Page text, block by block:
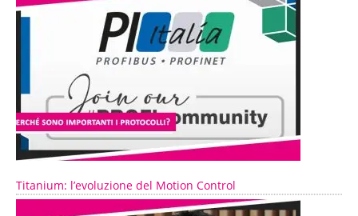
Titanium: l’evoluzione del Motion Control